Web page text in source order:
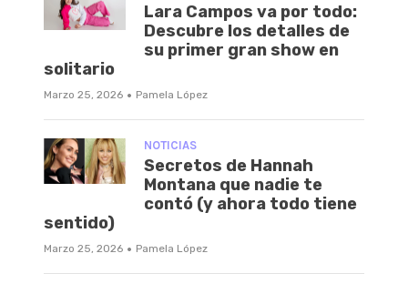
Lara Campos va por todo:
Descubre los detalles de
su primer gran show en
solitario
Marzo 25, 2026 · Pamela López
NOTICIAS
Secretos de Hannah
Montana que nadie te
contó (y ahora todo tiene
sentido)
Marzo 25, 2026 · Pamela López